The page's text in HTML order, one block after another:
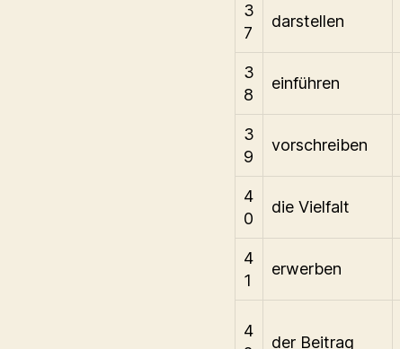
3
7
darstellen
3
8
einführen
3
9
vorschreiben
4
0
die Vielfalt
4
1
erwerben
4
der Beitrag